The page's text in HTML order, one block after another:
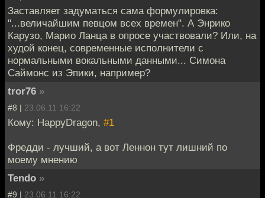
Заставляет задуматься сама формулировка:
"...величайшим певцом всех времен". А Энрико
Карузо, Марио Ланца в опросе участвовали? Или, на
худой конец, современные исполнители с
нормальными вокальными данными... Симона
Саймонс из Эпики, например?
tror76 »
#8 | 23.06.11 16:22
Кому: HappyDragon, #1
Фредди - лучший, а вот Леннон тут лишний по
моему мнению
Tendo »
#9 | 23.06.11 16:22